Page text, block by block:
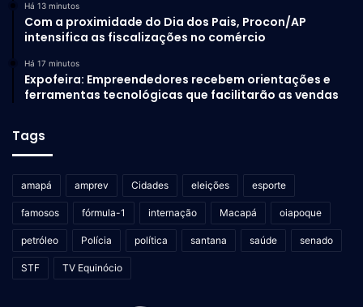
Há 13 minutos
Com a proximidade do Dia dos Pais, Procon/AP
intensifica as fiscalizações no comércio
Há 17 minutos
Expofeira: Empreendedores recebem orientações e
ferramentas tecnológicas que facilitarão as vendas
Tags
amapá amprev Cidades eleições esporte
famosos fórmula-1 internação Macapá oiapoque
petróleo Polícia política santana saúde senado
STF TV Equinócio